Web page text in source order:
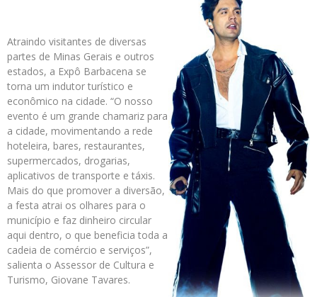
Atraindo visitantes de diversas
partes de Minas Gerais e outros
estados, a Expô Barbacena se
torna um indutor turístico e
econômico na cidade. “O nosso
evento é um grande chamariz para
a cidade, movimentando a rede
hoteleira, bares, restaurantes,
supermercados, drogarias,
aplicativos de transporte e táxis.
Mais do que promover a diversão,
a festa atrai os olhares para o
município e faz dinheiro circular
aqui dentro, o que beneficia toda a
cadeia de comércio e serviços”,
salienta o Assessor de Cultura e
Turismo, Giovane Tavares.